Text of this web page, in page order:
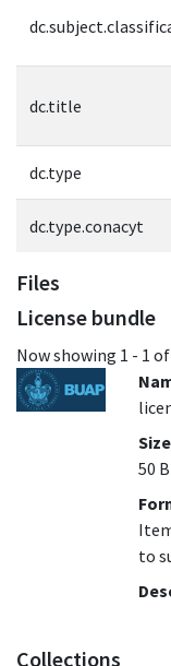
dc.title
dc.type
dc.type.conacyt
Files
License bundle
Now showing 1 - 1
50 B
to
Collections